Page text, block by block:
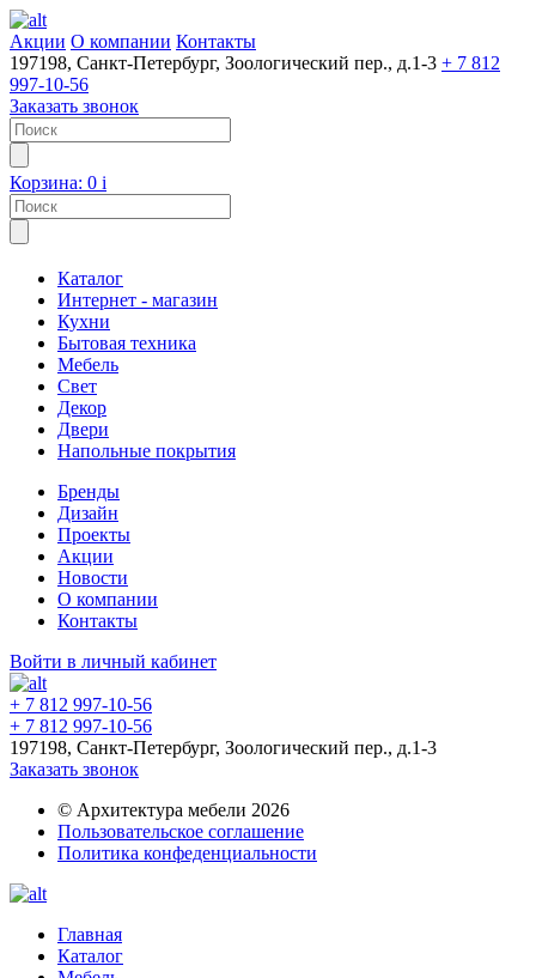
Акции О компании Контакты
197198, Санкт-Петербург, Зоологический пер., д.1-3 + 7 812
997-10-56
Заказать звонок
Корзина: 0 i
Каталог
Интернет - магазин
Кухни
Бытовая техника
Мебель
Свет
Декор
Двери
Напольные покрытия
Бренды
Дизайн
Проекты
Акции
Новости
О компании
Контакты
Войти в личный кабинет
+ 7 812 997-10-56
+ 7 812 997-10-56
197198, Санкт-Петербург, Зоологический пер., д.1-3
Заказать звонок
© Архитектура мебели 2026
Пользовательское соглашение
Политика конфеденциальности
Главная
Каталог